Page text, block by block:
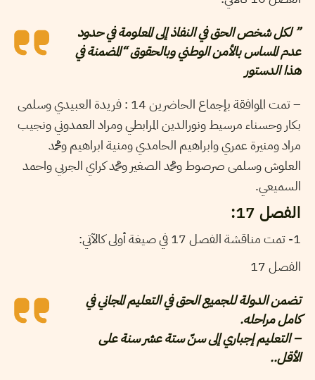
” لكل شخص الحق في النفاذ إلى المعلومة في حدود
عدم المساس بالأمن الوطني وبالحقوق “المضمنة في
هذا الدستور
– تمت الموافقة بإجماع الحاضرين 14 : فريدة العبيدي وسلمى
بكار وحسناء مرسيط ونورالدين المرابطي ومراد العمدوني ونجيب
مراد ومنيرة عمري وابراهيم الحامدي ومنية ابراهيم ومحمد
العلوش وسلمى صرصوط ومحمد الصغير ومحمد كراي الجربي واحمد
السميعي.
الفصل 17:
1- تمت مناقشة الفصل 17 في صيغة أولى كالآتي:
الفصل 17
تضمن الدولة للجميع الحق في التعليم المجاني في
كامل مراحله.
– التعليم إجباري إلى سنّ ستة عشر سنة على
الأقل..